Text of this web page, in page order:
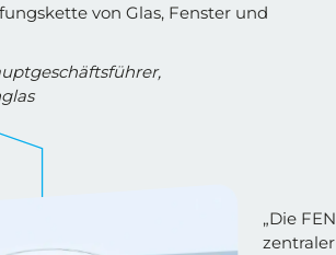
von Glas, Fenster und
„Die